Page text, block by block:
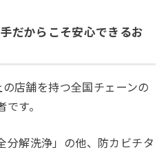
だからこそ安心できるお
店舗を持つ全国チェーンの
す。
分解洗浄」の他、防カビチタ